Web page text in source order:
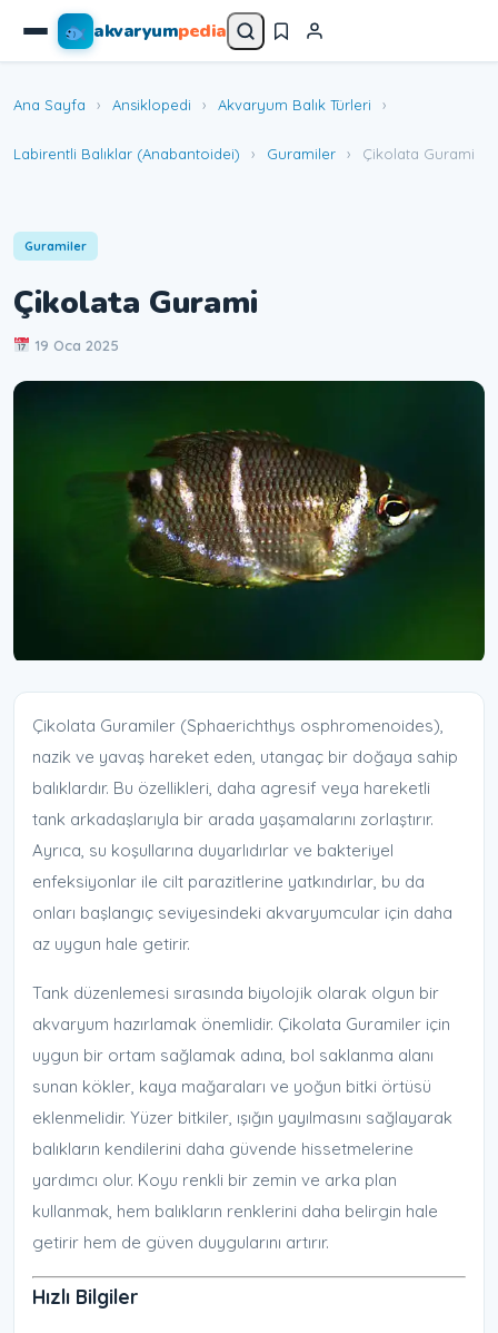
akvaryumpedia
Ana Sayfa › Ansiklopedi › Akvaryum Balık Türleri ›
Labirentli Balıklar (Anabantoidei) › Guramiler › Çikolata Gurami
Guramiler
Çikolata Gurami
19 Oca 2025
Çikolata Guramiler (Sphaerichthys osphromenoides),
nazik ve yavaş hareket eden, utangaç bir doğaya sahip
balıklardır. Bu özellikleri, daha agresif veya hareketli
tank arkadaşlarıyla bir arada yaşamalarını zorlaştırır.
Ayrıca, su koşullarına duyarlıdırlar ve bakteriyel
enfeksiyonlar ile cilt parazitlerine yatkındırlar, bu da
onları başlangıç seviyesindeki akvaryumcular için daha
az uygun hale getirir.
Tank düzenlemesi sırasında biyolojik olarak olgun bir
akvaryum hazırlamak önemlidir. Çikolata Guramiler için
uygun bir ortam sağlamak adına, bol saklanma alanı
sunan kökler, kaya mağaraları ve yoğun bitki örtüsü
eklenmelidir. Yüzer bitkiler, ışığın yayılmasını sağlayarak
balıkların kendilerini daha güvende hissetmelerine
yardımcı olur. Koyu renkli bir zemin ve arka plan
kullanmak, hem balıkların renklerini daha belirgin hale
getirir hem de güven duygularını artırır.
Hızlı Bilgiler